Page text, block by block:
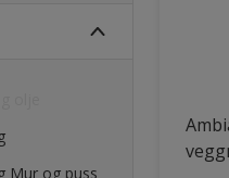
Mur og puss